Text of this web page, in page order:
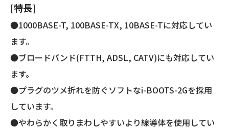
簡
易
包
装)
個
[特長]
●1000BASE-T, 100BASE-TX, 10BASE-Tに対応してい
ます。
●ブロードバンド(FTTH, ADSL, CATV)にも対応してい
ます。
●プラグのツメ折れを防ぐソフトなi-BOOTS-2Gを採用
しています。
●やわらかく取りまわしやすいより線導体を使用してい